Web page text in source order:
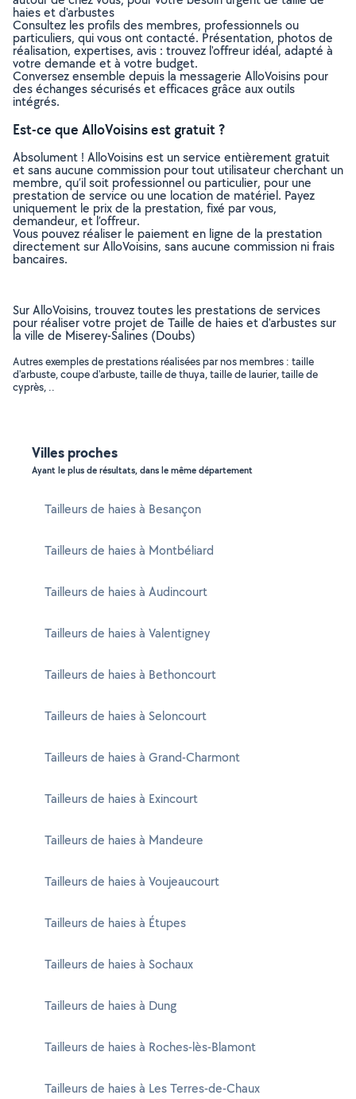
haies et d'arbustes
Consultez les profils des membres, professionnels ou
particuliers, qui vous ont contacté. Présentation, photos de
réalisation, expertises, avis : trouvez l'offreur idéal, adapté à
votre demande et à votre budget.
Conversez ensemble depuis la messagerie AlloVoisins pour
des échanges sécurisés et efficaces grâce aux outils
intégrés.
Est-ce que AlloVoisins est gratuit ?
Absolument ! AlloVoisins est un service entièrement gratuit
et sans aucune commission pour tout utilisateur cherchant un
membre, qu’il soit professionnel ou particulier, pour une
prestation de service ou une location de matériel. Payez
uniquement le prix de la prestation, fixé par vous,
demandeur, et l’offreur.
Vous pouvez réaliser le paiement en ligne de la prestation
directement sur AlloVoisins, sans aucune commission ni frais
bancaires.
Sur AlloVoisins, trouvez toutes les prestations de services
pour réaliser votre projet de Taille de haies et d'arbustes sur
la ville de Miserey-Salines (Doubs)
Autres exemples de prestations réalisées par nos membres : taille
d'arbuste, coupe d'arbuste, taille de thuya, taille de laurier, taille de
cyprès, ..
Villes proches
Ayant le plus de résultats, dans le même département
Tailleurs de haies à Besançon
Tailleurs de haies à Montbéliard
Tailleurs de haies à Audincourt
Tailleurs de haies à Valentigney
Tailleurs de haies à Bethoncourt
Tailleurs de haies à Seloncourt
Tailleurs de haies à Grand-Charmont
Tailleurs de haies à Exincourt
Tailleurs de haies à Mandeure
Tailleurs de haies à Voujeaucourt
Tailleurs de haies à Étupes
Tailleurs de haies à Sochaux
Tailleurs de haies à Dung
Tailleurs de haies à Roches-lès-Blamont
Tailleurs de haies à Les Terres-de-Chaux